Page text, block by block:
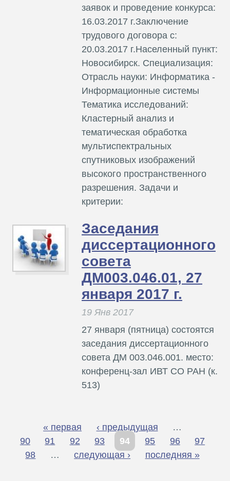
заявок и проведение конкурса:
16.03.2017 г.Заключение
трудового договора с:
20.03.2017 г.Населенный пункт:
Новосибирск. Специализация:
Отрасль науки: Информатика -
Информационные системы
Тематика исследований:
Кластерный анализ и
тематическая обработка
мультиспектральных
спутниковых изображений
высокого пространственного
разрешения. Задачи и
критерии:
Заседания
диссертационного
совета
ДМ003.046.01, 27
января 2017 г.
19 Янв 2017
27 января (пятница) состоятся
заседания диссертационного
совета ДМ 003.046.001. место:
конференц-зал ИВТ СО РАН (к.
513)
« первая ‹ предыдущая
…
90
91 92 93 94 95 96
97
98
… следующая › последняя »